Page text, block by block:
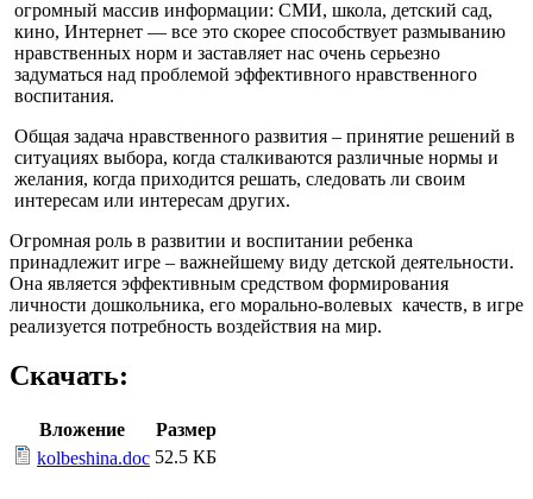
огромный массив информации: СМИ, школа, детский сад,
кино, Интернет — все это скорее способствует размыванию
нравственных норм и заставляет нас очень серьезно
задуматься над проблемой эффективного нравственного
воспитания.
Общая задача нравственного развития – принятие решений в
ситуациях выбора, когда сталкиваются различные нормы и
желания, когда приходится решать, следовать ли своим
интересам или интересам других.
Огромная роль в развитии и воспитании ребенка
принадлежит игре – важнейшему виду детской деятельности.
Она является эффективным средством формирования
личности дошкольника, его морально-волевых качеств, в игре
реализуется потребность воздействия на мир.
Скачать:
Вложение
Размер
kolbeshina.doc 52.5 КБ